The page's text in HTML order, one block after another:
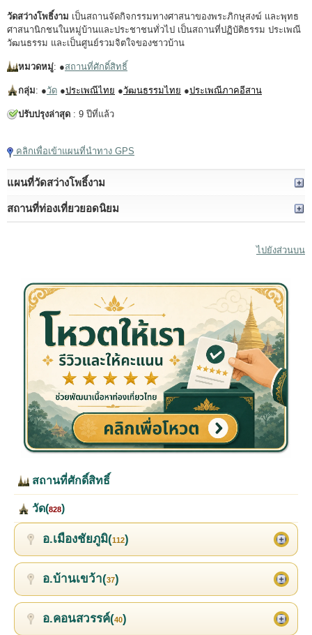
วัดสว่างโพธิ์งาม เป็นสถานจัดกิจกรรมทางศาสนาของพระภิกษุสงฆ์ และพุทธ
ศาสนานิกชนในหมู่บ้านและประชาชนทั่วไป เป็นสถานที่ปฏิบัติธรรม ประเพณี
วัฒนธรรม และเป็นศูนย์รวมจิตใจของชาวบ้าน
หมวดหมู่: ●สถานที่ศักดิ์สิทธิ์
กลุ่ม: ●วัด ●ประเพณีไทย ●วัฒนธรรมไทย ●ประเพณีภาคอีสาน
ปรับปรุงล่าสุด : 9 ปีที่แล้ว
คลิกเพื่อเข้าแผนที่นำทาง GPS
แผนที่วัดสว่างโพธิ์งาม
สถานที่ท่องเที่ยวยอดนิยม
ไปยังส่วนบน
สถานที่ศักดิ์สิทธิ์
วัด(828)
อ.เมืองชัยภูมิ(112)
อ.บ้านเขว้า(37)
อ.คอนสวรรค์(40)